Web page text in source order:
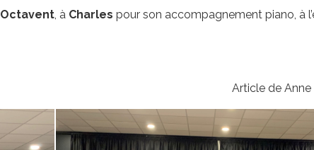
Octavent, à Charles pour son accompagnement piano, à
Article de